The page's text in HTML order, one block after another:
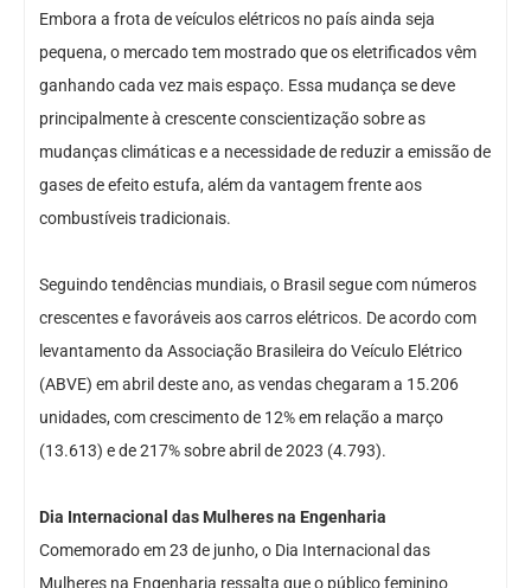
Embora a frota de veículos elétricos no país ainda seja
pequena, o mercado tem mostrado que os eletrificados vêm
ganhando cada vez mais espaço. Essa mudança se deve
principalmente à crescente conscientização sobre as
mudanças climáticas e a necessidade de reduzir a emissão de
gases de efeito estufa, além da vantagem frente aos
combustíveis tradicionais.
Seguindo tendências mundiais, o Brasil segue com números
crescentes e favoráveis aos carros elétricos. De acordo com
levantamento da Associação Brasileira do Veículo Elétrico
(ABVE) em abril deste ano, as vendas chegaram a 15.206
unidades, com crescimento de 12% em relação a março
(13.613) e de 217% sobre abril de 2023 (4.793).
Dia Internacional das Mulheres na Engenharia
Comemorado em 23 de junho, o Dia Internacional das
Mulheres na Engenharia ressalta que o público feminino